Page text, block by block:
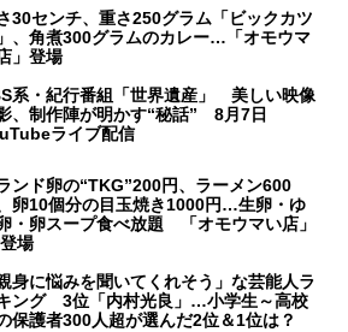
30センチ、重さ250グラム「ビックカツ
、角煮300グラムのカレー…「オモウマ
」登場
系・紀行番組「世界遺産」 美しい映像
、制作陣が明かす“秘話” 8月7日
ライブ配信
ンド卵の“TKG”200円、ラーメン600
卵10個分の目玉焼き1000円…生卵・ゆ
・卵スープ食べ放題 「オモウマい店」
場
親身に悩みを聞いてくれそう」な芸能人ラ
ング 3位「内村光良」…小学生～高校
保護者300人超が選んだ2位＆1位は？